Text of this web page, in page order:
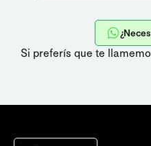
Si preferís que te